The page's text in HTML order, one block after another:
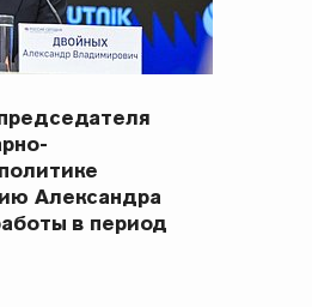
Александра
в период